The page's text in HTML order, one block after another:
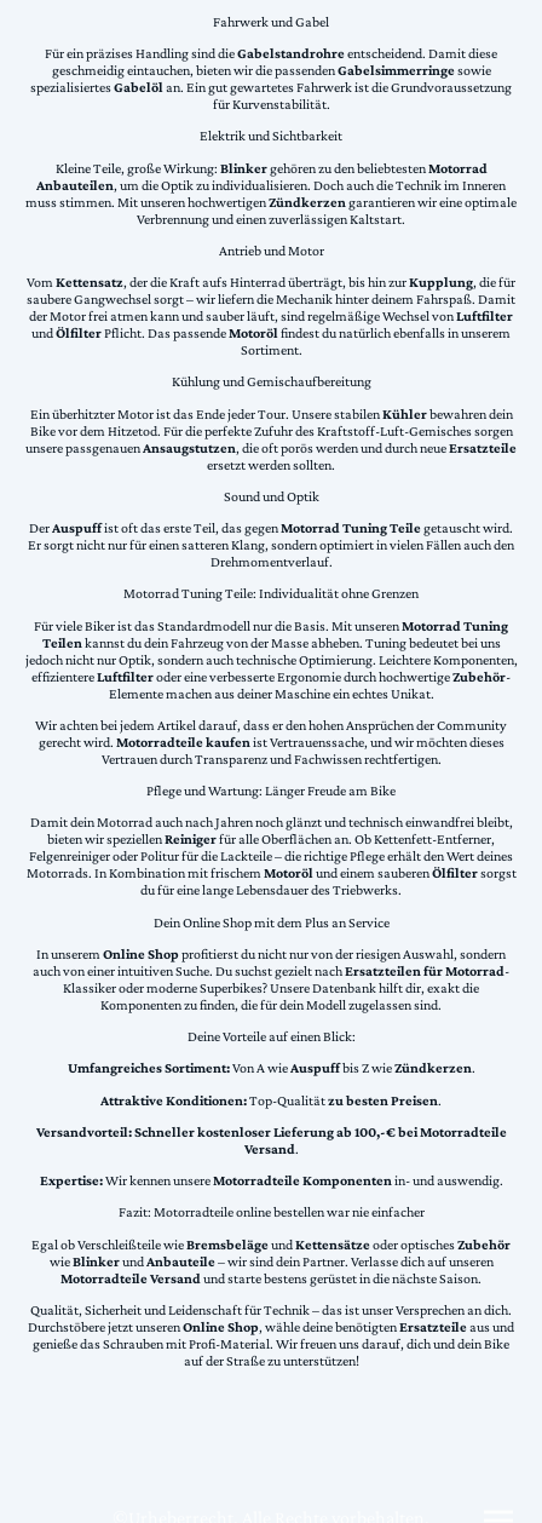
Fahrwerk und Gabel
Für ein präzises Handling sind dieGabelstandrohreentscheidend. Damit diese
geschmeidig eintauchen, bieten wir die passendenGabelsimmerringesowie
spezialisiertesGabelölan. Ein gut gewartetes Fahrwerk ist die Grundvoraussetzung
für Kurvenstabilität.
Elektrik und Sichtbarkeit
Kleine Teile, große Wirkung: Blinkergehören zu den beliebtestenMotorrad
Anbauteilen, um die Optik zu individualisieren. Doch auch die Technik im Inneren
muss stimmen. Mit unseren hochwertigenZündkerzen garantieren wir eine optimale
Verbrennung und einen zuverlässigen Kaltstart.
Antrieb und Motor
VomKettensatz, der die Kraft aufs Hinterrad überträgt, bis hin zurKupplung, die für
saubere Gangwechsel sorgt – wir liefern die Mechanik hinter deinem Fahrspaß. Damit
der Motor frei atmen kann und sauber läuft, sind regelmäßige Wechsel vonLuftfilter
undÖlfilterPflicht. Das passendeMotorölfindest du natürlich ebenfalls in unserem
Sortiment.
Kühlung und Gemischaufbereitung
Ein überhitzter Motor ist das Ende jeder Tour. Unsere stabilenKühlerbewahren dein
Bike vor dem Hitzetod. Für die perfekte Zufuhr des Kraftstoff-Luft-Gemisches sorgen
unsere passgenauenAnsaugstutzen, die oft porös werden und durch neueErsatzteile
ersetzt werden sollten.
Sound und Optik
DerAuspuffist oft das erste Teil, das gegenMotorrad Tuning Teilegetauscht wird.
Er sorgt nicht nur für einen satteren Klang, sondern optimiert in vielen Fällen auch den
Drehmomentverlauf.
Motorrad Tuning Teile: Individualität ohne Grenzen
Für viele Biker ist das Standardmodell nur die Basis. Mit unserenMotorrad Tuning
Teilen kannst du dein Fahrzeug von der Masse abheben. Tuning bedeutet bei uns
jedoch nicht nur Optik, sondern auch technische Optimierung. Leichtere Komponenten,
effizientereLuftfilteroder eine verbesserte Ergonomie durch hochwertigeZubehör-
Elemente machen aus deiner Maschine ein echtes Unikat.
Wir achten bei jedem Artikel darauf, dass er den hohen Ansprüchen der Community
gerecht wird. Motorradteile kaufen ist Vertrauenssache, und wir möchten dieses
Vertrauen durch Transparenz und Fachwissen rechtfertigen.
Pflege und Wartung: Länger Freude am Bike
Damit dein Motorrad auch nach Jahren noch glänzt und technisch einwandfrei bleibt,
bieten wir speziellenReinigerfür alle Oberflächen an. Ob Kettenfett-Entferner,
Felgenreiniger oder Politur für die Lackteile – die richtige Pflege erhält den Wert deines
Motorrads. In Kombination mit frischemMotorölund einem sauberenÖlfiltersorgst
du für eine lange Lebensdauer des Triebwerks.
Dein Online Shop mit dem Plus an Service
In unserem Online Shopprofitierst du nicht nur von der riesigen Auswahl, sondern
auch von einer intuitiven Suche. Du suchst gezielt nachErsatzteilen für Motorrad-
Klassiker oder moderne Superbikes? Unsere Datenbank hilft dir, exakt die
Komponenten zu finden, die für dein Modell zugelassen sind.
Deine Vorteile auf einen Blick:
Umfangreiches Sortiment:Von A wieAuspuffbis Z wieZündkerzen.
Attraktive Konditionen:Top-Qualitätzu besten Preisen.
Versandvorteil:Schneller kostenloser Lieferung ab 100,-€ bei Motorradteile
Versand.
Expertise:Wir kennen unsereMotorradteile Komponentenin- und auswendig.
Fazit: Motorradteile online bestellen war nie einfacher
Egal ob Verschleißteile wieBremsbelägeundKettensätzeoder optischesZubehör
wieBlinkerundAnbauteile– wir sind dein Partner. Verlasse dich auf unseren
Motorradteile Versand und starte bestens gerüstet in die nächste Saison.
Qualität, Sicherheit und Leidenschaft für Technik – das ist unser Versprechen an dich.
Durchstöbere jetzt unserenOnline Shop, wähle deine benötigtenErsatzteileaus und
genieße das Schrauben mit Profi-Material. Wir freuen uns darauf, dich und dein Bike
auf der Straße zu unterstützen!